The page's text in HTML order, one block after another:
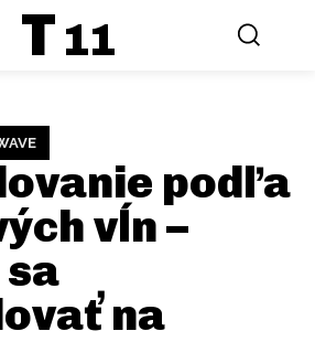
T 11
podľa
vĺn –
na